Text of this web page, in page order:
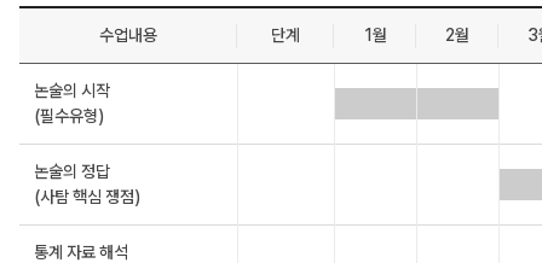
수업내용 단계 1월 2월 3
논술의 시작
(필수유형)
논술의 정답
(사탐 핵심 쟁점)
통계 자료 해석